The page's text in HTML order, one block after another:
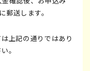
郵送します。
上記の通りではあり
。